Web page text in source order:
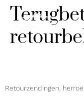
Retourzendingen,